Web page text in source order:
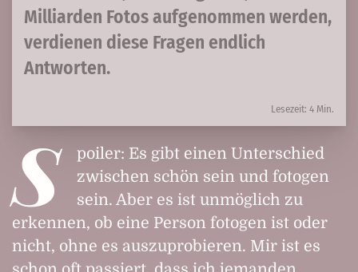
Milliarden Fotos aufgenommen werden,
verdienen diese Fragen endlich
Antworten.
Lesezeit: 4 Min.
S
poiler: Es gibt einen Unterschied
zwischen schön sein und fotogen
sein. Aber es ist unmöglich zu
erkennen, ob eine Person fotogen ist oder
nicht, ohne es auszuprobieren. Mir ist es